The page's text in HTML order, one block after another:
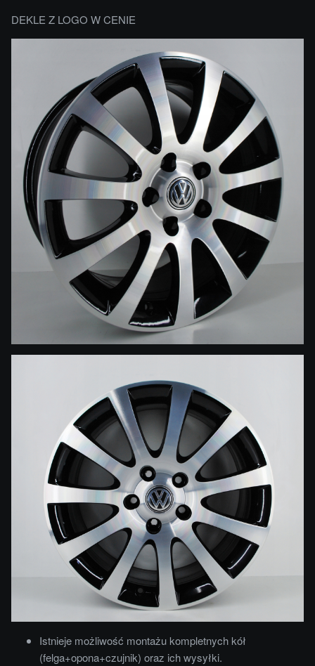
DEKLE Z LOGO W CENIE
Istnieje możliwość montażu kompletnych kół
(felga+opona+czujnik) oraz ich wysyłki.